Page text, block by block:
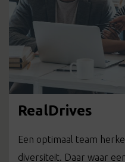
RealDrives
Een optimaal team
diversiteit. Daar waar